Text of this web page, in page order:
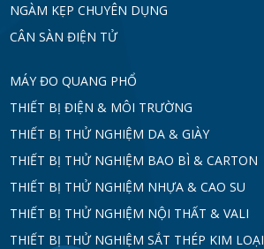
NGÀM KẸP CHUYÊN DỤNG
CÂN SÀN ĐIỆN TỬ
MÁY ĐO QUANG PHỔ
THIẾT BỊ ĐIỆN & MÔI TRƯỜNG
THIẾT BỊ THỬ NGHIỆM DA & GIÀY
THIẾT BỊ THỬ NGHIỆM BAO BÌ & CARTON
THIẾT BỊ THỬ NGHIỆM NHỰA & CAO SU
THIẾT BỊ THỬ NGHIỆM NỘI THẤT & VALI
THIẾT BỊ THỬ NGHIỆM SẮT THÉP KIM LOẠI